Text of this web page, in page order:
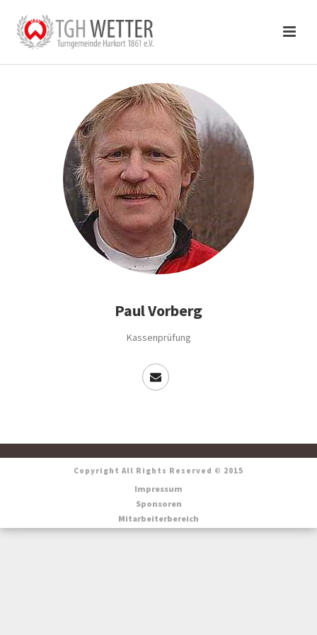
Paul Vorberg
Kassenprüfung
Copyright All Rights Reserved © 2015
Impressum
Sponsoren
Mitarbeiterbereich